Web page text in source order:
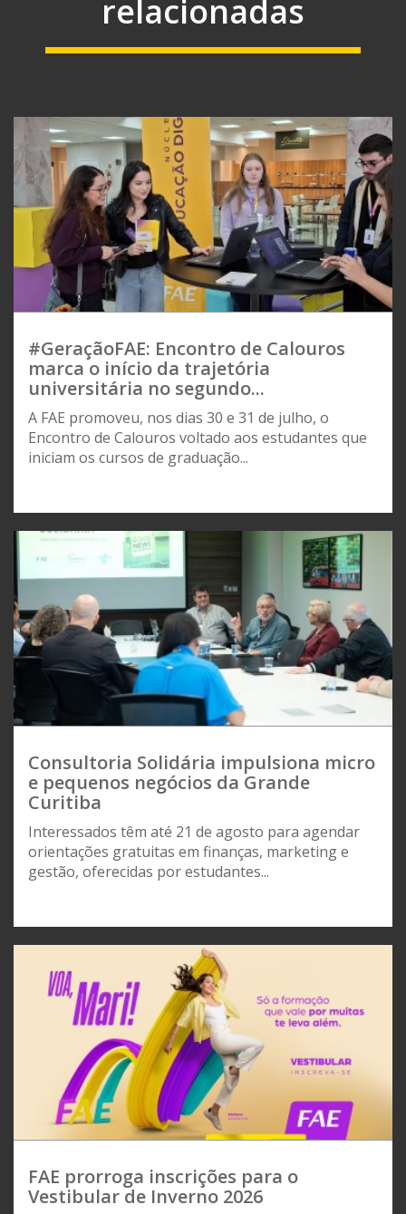
relacionadas
#GeraçãoFAE: Encontro de Calouros
marca o início da trajetória
universitária no segundo...
A FAE promoveu, nos dias 30 e 31 de julho, o
Encontro de Calouros voltado aos estudantes que
iniciam os cursos de graduação...
Consultoria Solidária impulsiona micro
e pequenos negócios da Grande
Curitiba
Interessados têm até 21 de agosto para agendar
orientações gratuitas em finanças, marketing e
gestão, oferecidas por estudantes...
FAE prorroga inscrições para o
Vestibular de Inverno 2026